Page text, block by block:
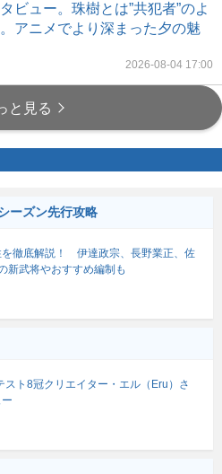
ビュー。珠樹とは”共犯者”のよ
アニメでより深まった夕の魅
2026-08-04 17:00
と見る
ーズン先行攻略
を徹底解説！ 伊達政宗、長野業正、佐
新武将やおすすめ編制も
スト8冠クリエイター・エル（Eru）さ